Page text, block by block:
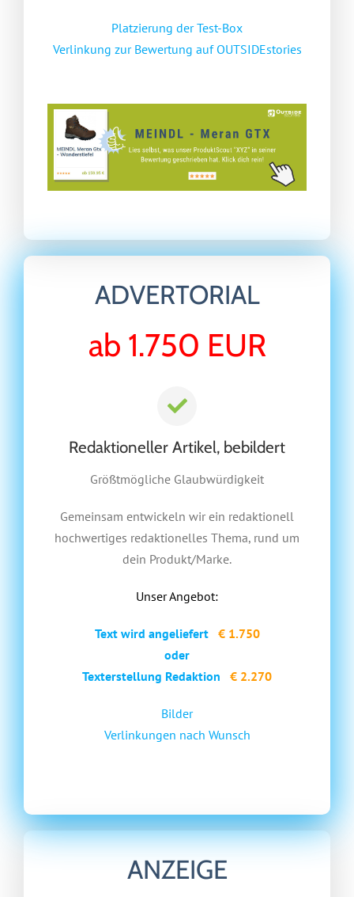
Platzierung der Test-Box
Verlinkung zur Bewertung auf OUTSIDEstories
ADVERTORIAL
ab 1.750 EUR
Redaktioneller Artikel, bebildert
Größtmögliche Glaubwürdigkeit
Gemeinsam entwickeln wir ein redaktionell
hochwertiges redaktionelles Thema, rund um
dein Produkt/Marke.
Unser Angebot:
Text wird angeliefert € 1.750
oder
Texterstellung Redaktion € 2.270
Bilder
Verlinkungen nach Wunsch
ANZEIGE